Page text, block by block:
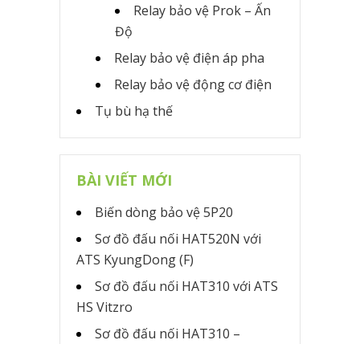
Relay bảo vệ Prok – Ấn
Độ
Relay bảo vệ điện áp pha
Relay bảo vệ động cơ điện
Tụ bù hạ thế
BÀI VIẾT MỚI
Biến dòng bảo vệ 5P20
Sơ đồ đấu nối HAT520N với
ATS KyungDong (F)
Sơ đồ đấu nối HAT310 với ATS
HS Vitzro
Sơ đồ đấu nối HAT310 –